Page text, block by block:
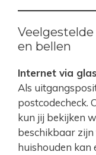
en bellen
Internet via
Als
postcodecheck.
kun jij bekijken
beschikbaar
huishouden kan